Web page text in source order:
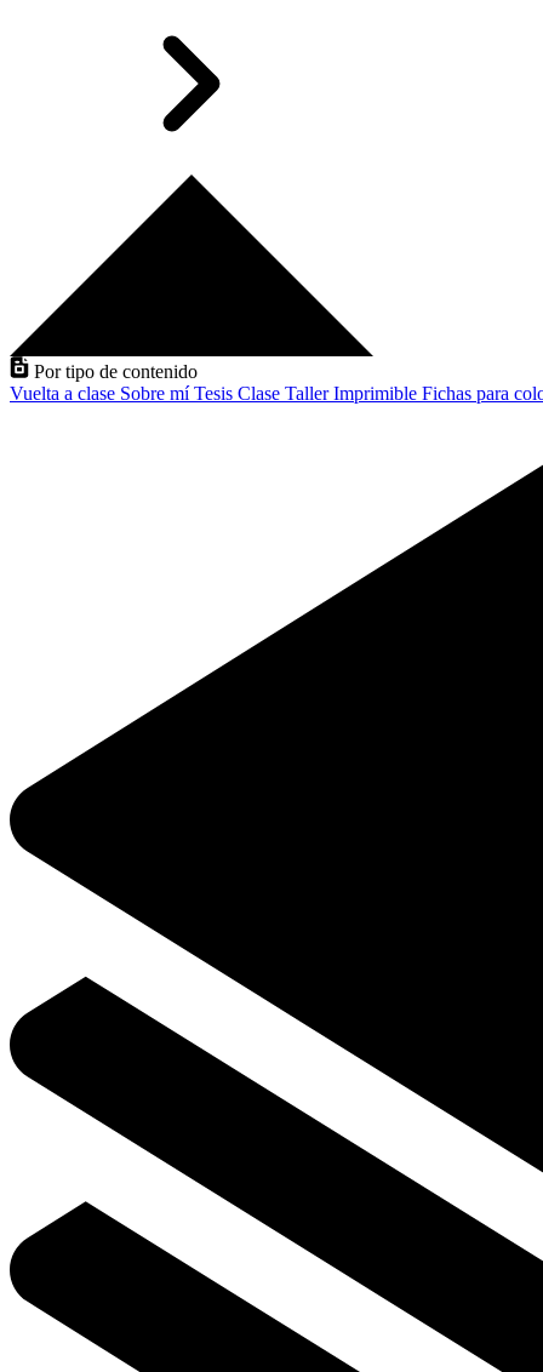
Por tipo de contenido
Vuelta a clase Sobre míTesis Clase TallerImprimible Fichas para